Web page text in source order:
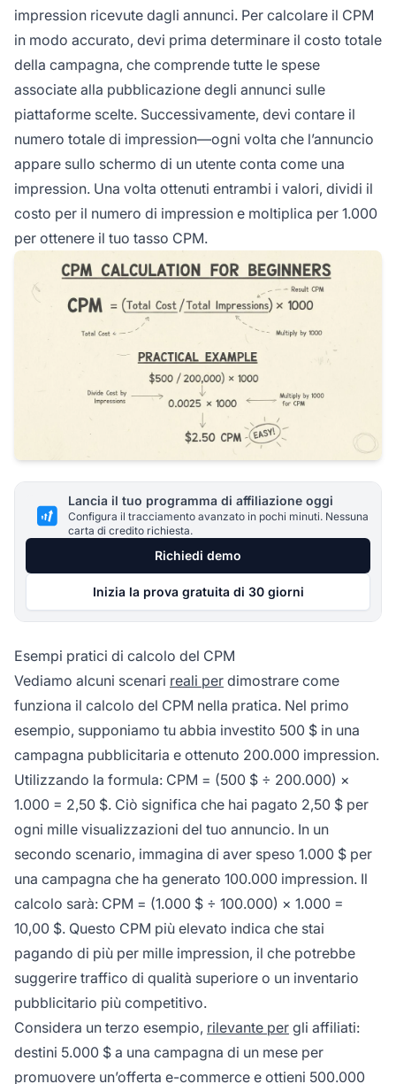
impression ricevute dagli annunci. Per calcolare il CPM
in modo accurato, devi prima determinare il costo totale
della campagna, che comprende tutte le spese
associate alla pubblicazione degli annunci sulle
piattaforme scelte. Successivamente, devi contare il
numero totale di impression—ogni volta che l’annuncio
appare sullo schermo di un utente conta come una
impression. Una volta ottenuti entrambi i valori, dividi il
costo per il numero di impression e moltiplica per 1.000
per ottenere il tuo tasso CPM.
Lancia il tuo programma di affiliazione oggi
Configura il tracciamento avanzato in pochi minuti. Nessuna
carta di credito richiesta.
Richiedi demo
Inizia la prova gratuita di 30 giorni
Esempi pratici di calcolo del CPM
Vediamo alcuni scenari reali per dimostrare come
funziona il calcolo del CPM nella pratica. Nel primo
esempio, supponiamo tu abbia investito 500 $ in una
campagna pubblicitaria e ottenuto 200.000 impression.
Utilizzando la formula: CPM = (500 $ ÷ 200.000) ×
1.000 = 2,50 $. Ciò significa che hai pagato 2,50 $ per
ogni mille visualizzazioni del tuo annuncio. In un
secondo scenario, immagina di aver speso 1.000 $ per
una campagna che ha generato 100.000 impression. Il
calcolo sarà: CPM = (1.000 $ ÷ 100.000) × 1.000 =
10,00 $. Questo CPM più elevato indica che stai
pagando di più per mille impression, il che potrebbe
suggerire traffico di qualità superiore o un inventario
pubblicitario più competitivo.
Considera un terzo esempio, rilevante per gli affiliati:
destini 5.000 $ a una campagna di un mese per
promuovere un’offerta e-commerce e ottieni 500.000